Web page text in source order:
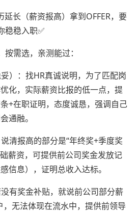
长（薪资报高）拿到OFFER，要
稳稳入职✅
需选，亲测能过：
：找HR真诚说明，为了匹配岗
化，实际薪资比报的低一点，提
+在职证明，态度诚恳，强调自己
通融。
报高的部分是“年终奖+季度奖
薪资，可提供前公司奖金发放记
信息），证明总收入达标。
奖金补贴，就说前公司部分薪
无法体现在流水中，提供前领导